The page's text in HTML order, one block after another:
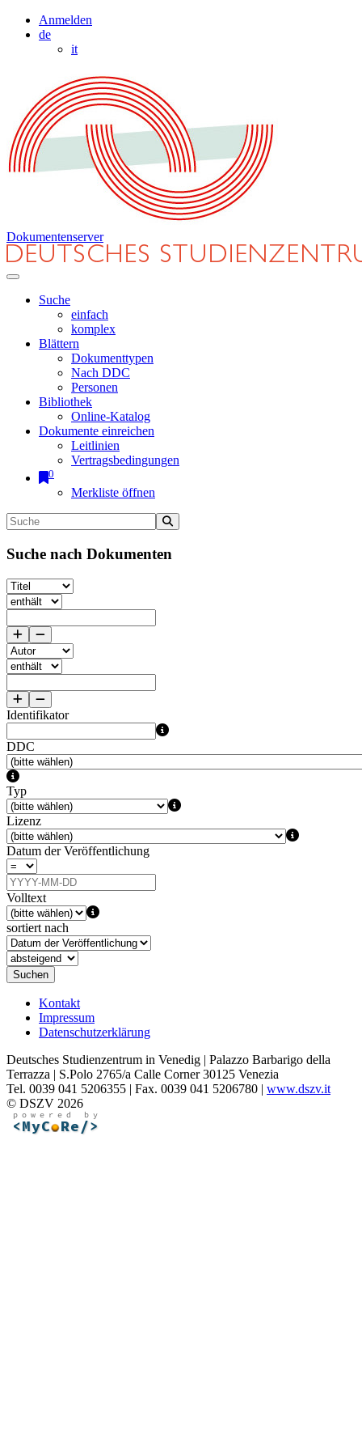
Anmelden
de
it
Dokumentenserver
Suche
einfach
komplex
Blättern
Dokumenttypen
Nach DDC
Personen
Bibliothek
Online-Katalog
Dokumente einreichen
Leitlinien
Vertragsbedingungen
0
Merkliste öffnen
Suche nach Dokumenten
Identifikator
DDC
Typ
Lizenz
Datum der Veröffentlichung
Volltext
sortiert nach
Suchen
Kontakt
Impressum
Datenschutzerklärung
Deutsches Studienzentrum in Venedig | Palazzo Barbarigo della
Terrazza | S.Polo 2765/a Calle Corner 30125 Venezia
Tel. 0039 041 5206355 | Fax. 0039 041 5206780 | www.dszv.it
© DSZV 2026